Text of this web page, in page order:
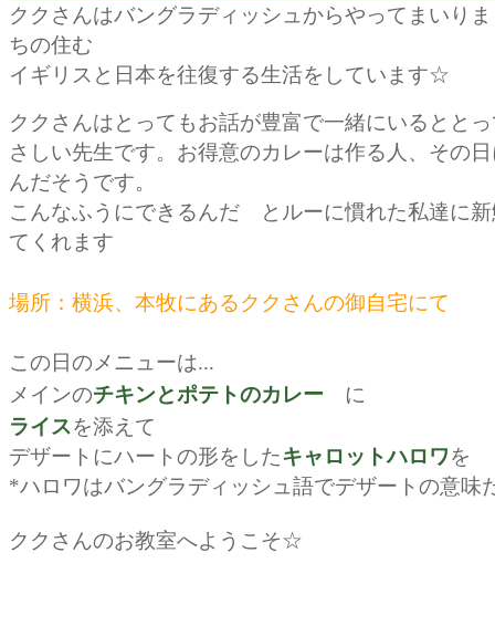
ククさんはバングラディッシュからやってまいり
ちの住む
イギリスと日本を往復する生活をしています☆
ククさんはとってもお話が豊富で一緒にいるとと
さしい先生です。お得意のカレーは作る人、その
んだそうです。
こんなふうにできるんだ とルーに慣れた私達に
てくれます
場所：横浜、本牧にあるククさんの御自宅にて
この日のメニューは...
メインのチキンとポテトのカレー に
ライスを添えて
デザートにハートの形をしたキャロットハロワを
*ハロワはバングラディッシュ語でデザートの意
ククさんのお教室へようこそ☆